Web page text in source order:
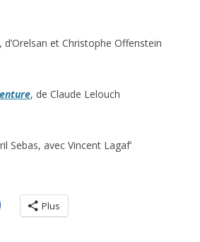
, d’Orelsan et Christophe Offenstein
, de Claude Lelouch
Sebas, avec Vincent Lagaf’
Plus